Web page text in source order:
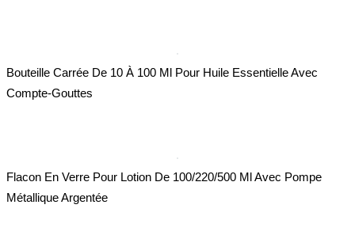
Bouteille Carrée De 10 À 100 Ml Pour Huile Essentielle Avec
Compte-Gouttes
Flacon En Verre Pour Lotion De 100/220/500 Ml Avec Pompe
Métallique Argentée